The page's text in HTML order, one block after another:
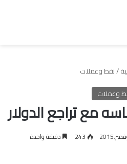
/نفط وعملات
وعملات
مع تراجع الدولار
243 دقيقة واحدة